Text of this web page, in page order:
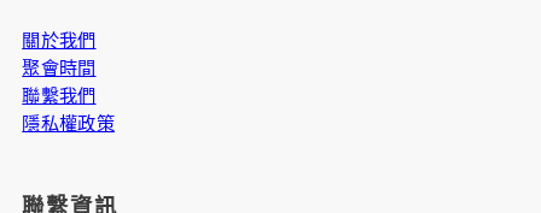
關於我們
聚會時間
聯繫我們
隱私權政策
聯繫資訊